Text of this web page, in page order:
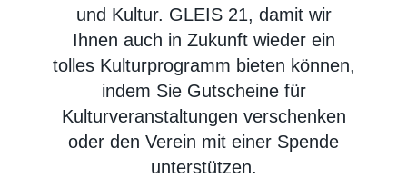
und Kultur. GLEIS 21, damit wir
Ihnen auch in Zukunft wieder ein
tolles Kulturprogramm bieten können,
indem Sie Gutscheine für
Kulturveranstaltungen verschenken
oder den Verein mit einer Spende
unterstützen.